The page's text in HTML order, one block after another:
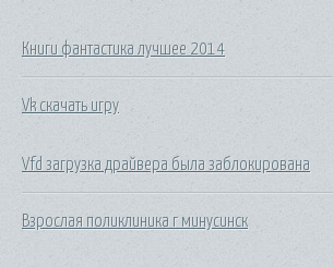
Книги фантастика лучшее 2014
Vk скачать игру
Vfd загрузка драйвера была заблокирована
Взрослая поликлиника г минусинск